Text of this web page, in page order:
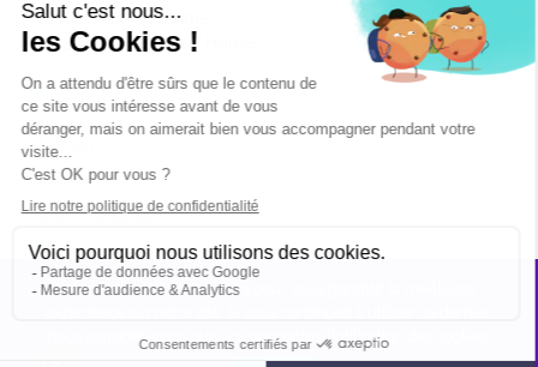
27 rue Saint Guillaume
75337 Paris Cedex 07 France
Accueil
Twitter
Nous contacter
Espace Adhérent.e
Nous utilisons des cookies pour vous garantir la meilleure
nous considérerons que vous acceptez l'utilisation des cookies.